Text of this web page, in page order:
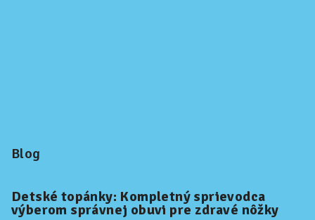
Blog
Detské topánky: Kompletný sprievodca
výberom správnej obuvi pre zdravé nôžky